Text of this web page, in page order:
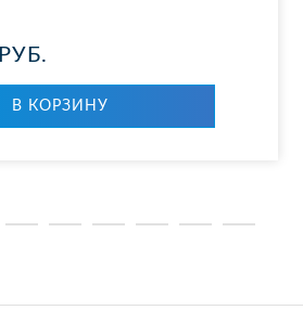
РУБ.
В КОР­ЗИ­НУ